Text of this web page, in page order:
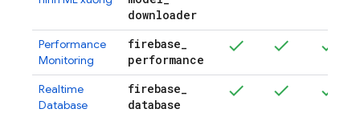
downloader
Performance
Monitoring
firebase_
performance
Realtime
Database
firebase_
database